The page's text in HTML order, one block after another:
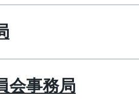
会事務局